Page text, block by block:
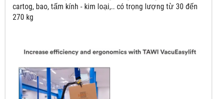
cartog, bao, tấm kính - kim loại,.. có trọng lượng từ 30 đến
270 kg